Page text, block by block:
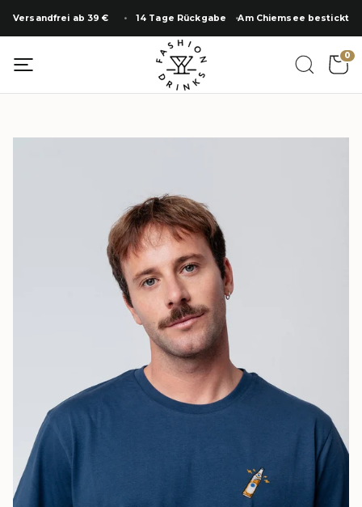
Inhalt
springen
Versandfrei ab 39 € 14 Tage Rückgabe Am Chiemsee bestickt
0